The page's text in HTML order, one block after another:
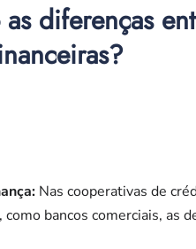
diferenças
Nas cooperativas de
bancos comerciais, as